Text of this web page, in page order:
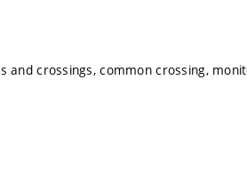
and crossings, common crossing,